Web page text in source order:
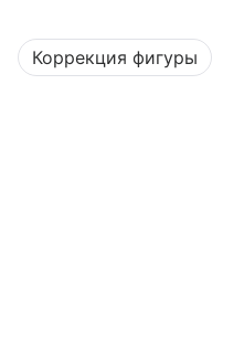
Коррекция фигуры